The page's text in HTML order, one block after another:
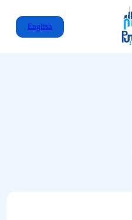
English